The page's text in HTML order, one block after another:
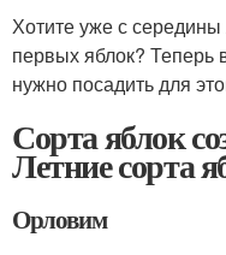
Хотите уже с середины
первых яблок? Теперь
нужно посадить для
Сорта яблок
Летние сорта
Орловим